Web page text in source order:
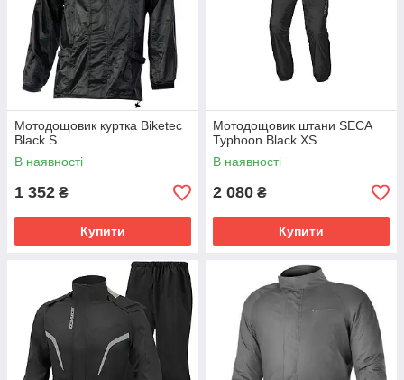
Мотодощовик куртка Biketec
Black S
В наявності
1 352 ₴
Купити
Мотодощовик штани SECA
Typhoon Black XS
В наявності
2 080 ₴
Купити